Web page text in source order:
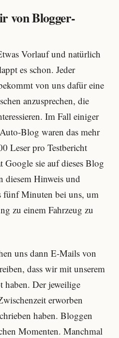
von Blogger-
Vorlauf und natürlich
es schon. Jeder
von uns dafür eine
anzusprechen, die
Im Fall einiger
Blog waren das mehr
Leser pro Testbericht
sie auf dieses Blog
diesem Hinweis und
fünf Minuten bei uns, um
zu einem Fahrzeug zu
uns dann E-Mails von
dass wir mit unserem
haben. Der jeweilige
erworben
haben. Bloggen
Momenten. Manchmal